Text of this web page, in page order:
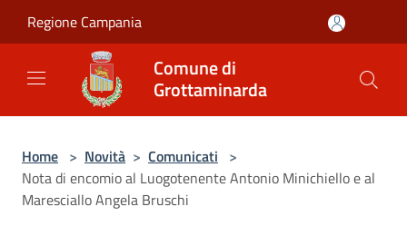
Regione Campania
Comune di
Grottaminarda
Home > Novità > Comunicati >
Nota di encomio al Luogotenente Antonio Minichiello e al
Maresciallo Angela Bruschi